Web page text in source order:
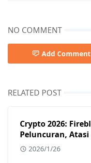
NO COMMENT
Add Comment
RELATED POST
Crypto 2026:
Peluncuran,
2026/1/26